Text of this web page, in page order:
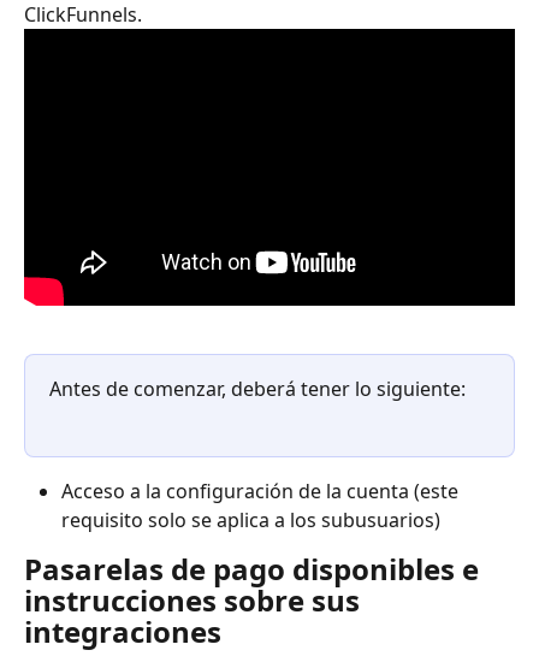
ClickFunnels.
Antes de comenzar, deberá tener lo siguiente:
Acceso a la configuración de la cuenta (este
requisito solo se aplica a los subusuarios)
Pasarelas de pago disponibles e
instrucciones sobre sus
integraciones